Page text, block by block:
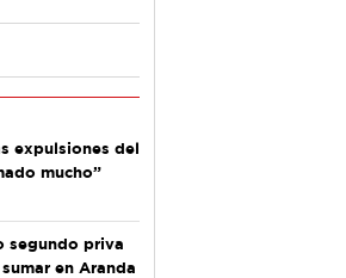
expulsiones del
mucho”
segundo priva
en Aranda